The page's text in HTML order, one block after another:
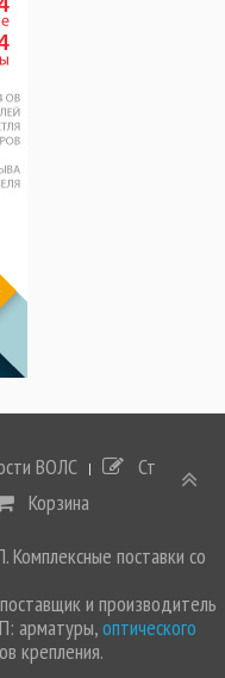
ВОЛС
Статьи
Корзина
поставки со
и производитель
арматуры,оптического
крепления.